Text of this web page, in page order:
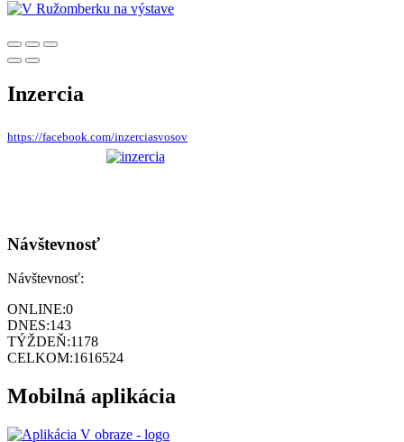
Inzercia
https://facebook.com/inzerciasvosov
Návštevnosť
Návštevnosť:
ONLINE:0
DNES:143
TÝŽDEŇ:1178
CELKOM:1616524
Mobilná aplikácia